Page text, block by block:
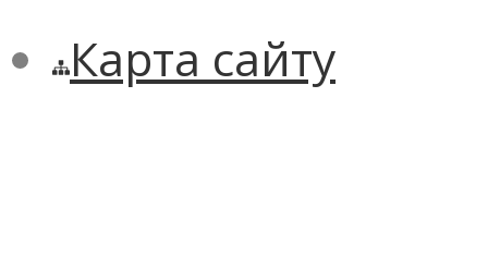
Карта сайту